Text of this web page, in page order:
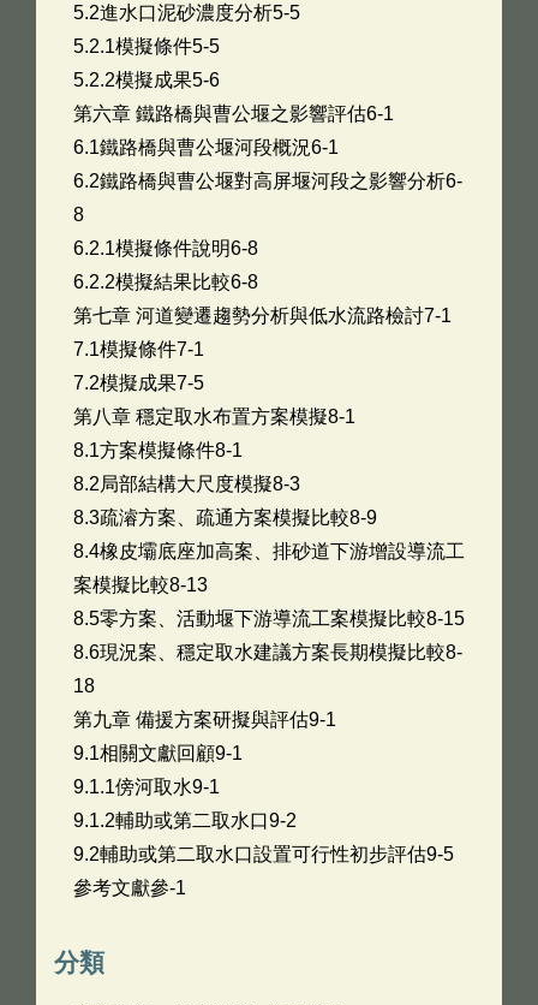
5.2進水口泥砂濃度分析5-5
5.2.1模擬條件5-5
5.2.2模擬成果5-6
第六章 鐵路橋與曹公堰之影響評估6-1
6.1鐵路橋與曹公堰河段概況6-1
6.2鐵路橋與曹公堰對高屏堰河段之影響分析6-
8
6.2.1模擬條件說明6-8
6.2.2模擬結果比較6-8
第七章 河道變遷趨勢分析與低水流路檢討7-1
7.1模擬條件7-1
7.2模擬成果7-5
第八章 穩定取水布置方案模擬8-1
8.1方案模擬條件8-1
8.2局部結構大尺度模擬8-3
8.3疏濬方案、疏通方案模擬比較8-9
8.4橡皮壩底座加高案、排砂道下游增設導流工
案模擬比較8-13
8.5零方案、活動堰下游導流工案模擬比較8-15
8.6現況案、穩定取水建議方案長期模擬比較8-
18
第九章 備援方案研擬與評估9-1
9.1相關文獻回顧9-1
9.1.1傍河取水9-1
9.1.2輔助或第二取水口9-2
9.2輔助或第二取水口設置可行性初步評估9-5
參考文獻參-1
分類